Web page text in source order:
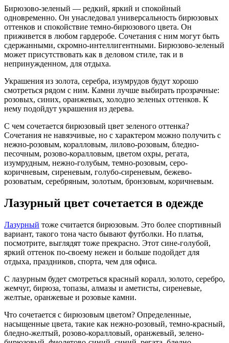
Бирюзово-зеленый — редкий, яркий и спокойный
одновременно. Он унаследовал универсальность бирюзовых
оттенков и спокойствие темно-бирюзового цвета. Он
приживется в любом гардеробе. Сочетания с ним могут быть
сдержанными, скромно-интеллигентными. Бирюзово-зеленый
может присутствовать как в деловом стиле, так и в
непринужденном, для отдыха.
Украшения из золота, серебра, изумрудов будут хорошо
смотреться рядом с ним. Камни лучше выбирать прозрачные:
розовых, синих, оранжевых, холодно зеленых оттенков. К
нему подойдут украшения из дерева.
С чем сочетается бирюзовый цвет зеленого оттенка?
Сочетания не навязчивые, но с характером можно получить с
нежно-розовым, коралловым, лилово-розовым, бледно-
песочным, розово-коралловым, цветом охры, регата,
изумрудным, нежно-голубым, темно-розовым, серо-
коричневым, сиреневым, голубо-сиреневым, бежево-
розоватым, серебряным, золотым, бронзовым, коричневым.
Лазурный цвет сочетается в одежде
Лазурный тоже считается бирюзовым. Это более спортивный
вариант, такого тона часто бывают футболки. Но платья,
посмотрите, выглядят тоже прекрасно. Этот сине-голубой,
яркий оттенок по-своему нежен и больше подойдет для
отдыха, праздников, спорта, чем для офиса.
С лазурным будет смотреться красный коралл, золото, серебро,
жемчуг, бирюза, топазы, алмазы и аметисты, сиреневые,
желтые, оранжевые и розовые камни.
Что сочетается с бирюзовым цветом? Определенные,
насыщенные цвета, такие как нежно-розовый, темно-красный,
бледно-желтый, розово-коралловый, оранжевый, зелено-